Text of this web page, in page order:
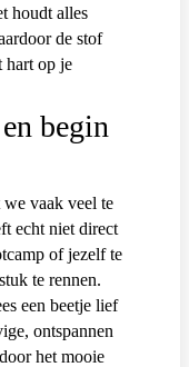
houdt alles
de stof
hart op je
begin
vaak veel te
echt niet direct
of jezelf te
te rennen.
een beetje lief
ontspannen
het mooie